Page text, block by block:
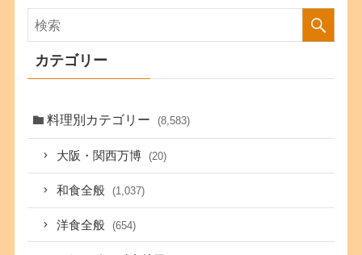
カテゴリー
料理別カテゴリー (8,583)
大阪・関西万博 (20)
和食全般 (1,037)
洋食全般 (654)